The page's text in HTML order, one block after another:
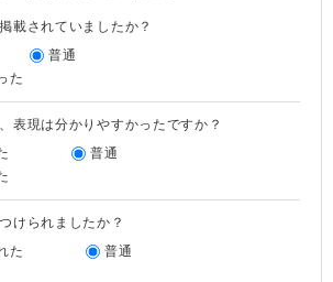
載されていましたか？
普通
た
表現は分かりやすかったですか？
普通
けられましたか？
た
普通